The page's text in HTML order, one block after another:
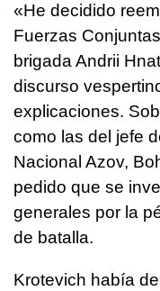
«He decidido
Fuerzas
brigada Andrii
discurso
explicaciones.
como las del jefe
Nacional Azov,
pedido que se
generales por la
de batalla.
Krotevich había